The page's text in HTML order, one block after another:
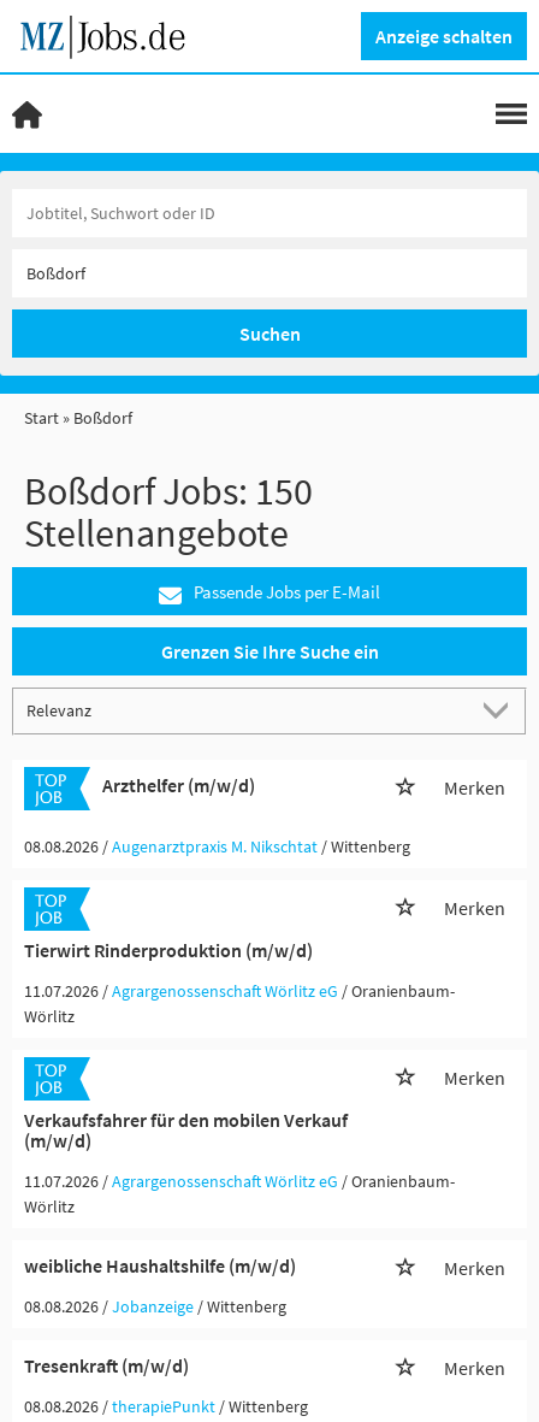
Anzeige schalten
Suchen
Start Boßdorf
Boßdorf Jobs: 150
Stellenangebote
Passende Jobs per E-Mail
Grenzen Sie Ihre Suche ein
Arzthelfer (m/w/d) Merken
08.08.2026 /Augenarztpraxis M. Nikschtat / Wittenberg
Tierwirt Rinderproduktion (m/w/d)
Merken
11.07.2026 /Agrargenossenschaft Wörlitz eG / Oranienbaum-
Wörlitz
Verkaufsfahrer für den mobilen Verkauf
(m/w/d)
Merken
11.07.2026 /Agrargenossenschaft Wörlitz eG / Oranienbaum-
Wörlitz
weibliche Haushaltshilfe (m/w/d) Merken
08.08.2026 /Jobanzeige / Wittenberg
Tresenkraft (m/w/d) Merken
08.08.2026 /therapiePunkt / Wittenberg